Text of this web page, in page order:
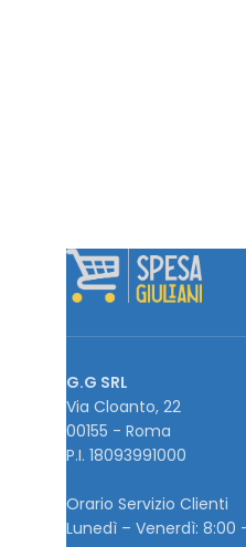
G.G SRL
Via Cloanto, 22
00155 - Roma
P.I. ‭18093991000
Orario Servizio Clienti
Lunedì – Venerdì: 8:00